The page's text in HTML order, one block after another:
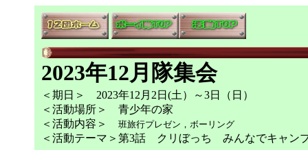
2023年12月隊集会
＜期日＞ 2023年12月2日(土）～3日（日）
＜活動場所＞ 青少年の家
＜活動内容＞ 班旅行プレゼン，ボーリング
＜活動テーマ＞第3話 クリぼっち みんなでキャン